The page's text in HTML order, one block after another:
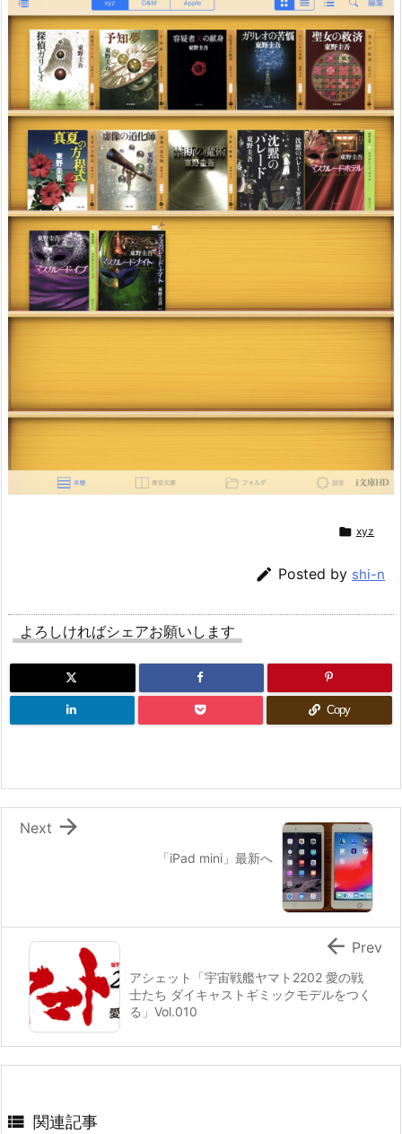
 xyz
 Posted by shi-n
よろしければシェアお願いします
Copy
「iPad mini」最新へ

Next
アシェット「宇宙戦艦ヤマト2202 愛の戦
士たち ダイキャストギミックモデルをつく
る」Vol.010
 Prev
 関連記事